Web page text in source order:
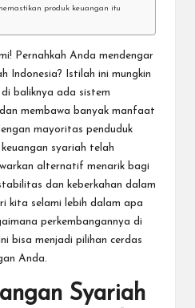
produk keuangan itu
Pernahkah Anda mendengar
Indonesia? Istilah ini mungkin
baliknya ada sistem
membawa banyak manfaat
mayoritas penduduk
syariah telah
alternatif menarik bagi
dan keberkahan dalam
kita selami lebih dalam apa
perkembangannya di
bisa menjadi pilihan cerdas
Anda.
Syariah